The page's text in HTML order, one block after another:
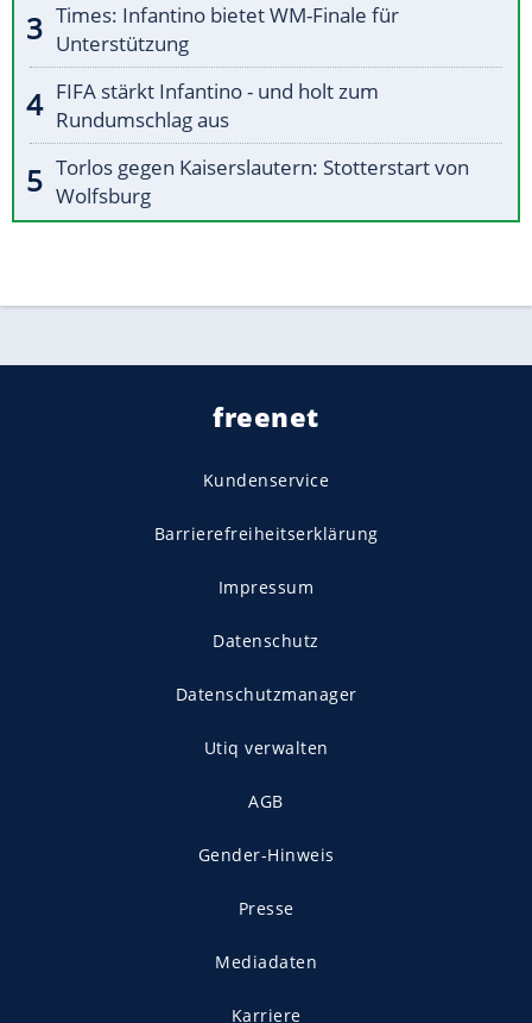
Times: Infantino bietet WM-Finale für
Unterstützung
FIFA stärkt Infantino - und holt zum
Rundumschlag aus
Torlos gegen Kaiserslautern: Stotterstart von
Wolfsburg
freenet
Kundenservice
Barrierefreiheitserklärung
Impressum
Datenschutz
Datenschutzmanager
Utiq verwalten
AGB
Gender-Hinweis
Presse
Mediadaten
Karriere